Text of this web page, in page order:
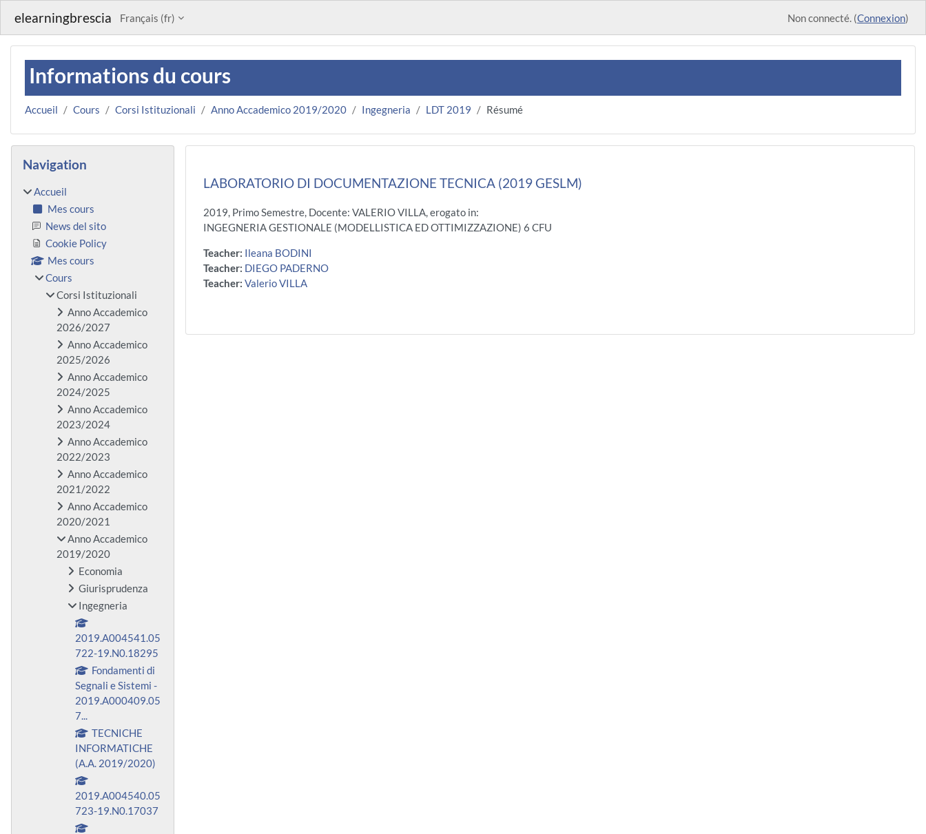
elearningbrescia Français ‎(fr)‎ Non connecté. (Connexion)
Informations du cours
Accueil Cours Corsi Istituzionali Anno Accademico 2019/2020 Ingegneria LDT 2019 Résumé
LABORATORIO DI DOCUMENTAZIONE TECNICA (2019 GESLM)
2019, Primo Semestre, Docente: VALERIO VILLA, erogato in:
INGEGNERIA GESTIONALE (MODELLISTICA ED OTTIMIZZAZIONE) 6 CFU
Teacher: Ileana BODINI
Teacher: DIEGO PADERNO
Teacher: Valerio VILLA
Blocs
Navigation
Accueil
Mes cours
News del sito
Cookie Policy
Mes cours
Cours
Corsi Istituzionali
Anno Accademico
2026/2027
Anno Accademico
2025/2026
Anno Accademico
2024/2025
Anno Accademico
2023/2024
Anno Accademico
2022/2023
Anno Accademico
2021/2022
Anno Accademico
2020/2021
Anno Accademico
2019/2020
Economia
Giurisprudenza
Ingegneria
2019.A004541.05
722-19.N0.18295
Fondamenti di
Segnali e Sistemi -
2019.A000409.05
7...
TECNICHE
INFORMATICHE
(A.A. 2019/2020)
2019.A004540.05
723-19.N0.17037